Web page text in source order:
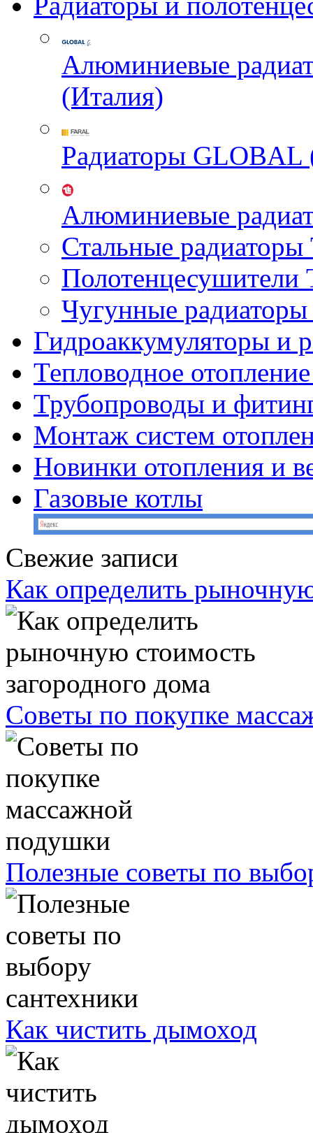
Алюминиевые
(Италия)
Радиаторы GLOBAL
Алюминиевые
Стальные
Чугунные
Гидроаккумуляторы и
Тепловодное
Трубопроводы и
Монтаж систем
Новинки отопления и
Газовые котлы
Свежие записи
Как определить
Советы по покупке
Полезные советы по
Как чистить дымоход